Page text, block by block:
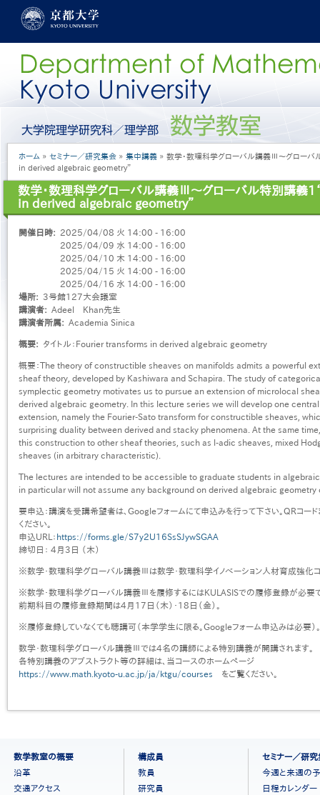
コ
に
ー
メ
ュ
ー
［日
パ
ン
く
ず
ホーム セミナー／研究集会 集中講義
数学・数理科学グローバル講義Ⅲ～グロー
in derived algebraic geometry”
数学・数理科学グローバル講義Ⅲ～グローバル特別講義
in derived algebraic geometry”
開催日時
2025/04/08 火 14:00 - 16:00
2025/04/09 水 14:00 - 16:00
2025/04/10 木 14:00 - 16:00
2025/04/15 火 14:00 - 16:00
2025/04/16 水 14:00 - 16:00
場所
3号館127大会議室
講演者
Adeel Khan先生
講演者所属
Academia Sinica
概要 タイトル：Fourier transforms in derived algebraic geometry
概要：The theory of constructible sheaves on manifolds admits a powerful
sheaf theory, developed by Kashiwara and Schapira. The study of
symplectic geometry motivates us to pursue an extension of microlocal
derived algebraic geometry. In this lecture series we will develop one
extension, namely the Fourier-Sato transform for constructible sheaves,
surprising duality between derived and stacky phenomena. At the same
this construction to other sheaf theories, such as l-adic sheaves, mixed
sheaves (in arbitrary characteristic).
The lectures are intended to be accessible to graduate students in
in particular will not assume any background on derived algebraic
要申込：講演を受講希望者は、Googleフォームにて申込みを行って下さい。QRコー
ください。
申込URL： https://forms.gle/S7y2U16SsSJywSGAA
締切日： 4月3日 （木）
※数学・数理科学グローバル講義Ⅲは数学・数理科学イノベーション人材育成強化
※数学・数理科学グローバル講義Ⅲを履修するにはKULASISでの履修登録が必要で
前期科目の履修登録期間は4月17日（木）・18日（金）。
※履修登録していなくても聴講可（本学学生に限る。Googleフォーム申込みは必要）。
数学・数理科学グローバル講義Ⅲでは4名の講師による特別講義が開講されます。
各特別講義のアブストラクト等の詳細は、当コースのホームページ
https://www.math.kyoto-u.ac.jp/ja/ktgu/courses をご覧ください。
数学教室の概要
沿革
交通アクセス
構成員
教員
研究員
セミナー／研
今週と来週の
日程カレンダー